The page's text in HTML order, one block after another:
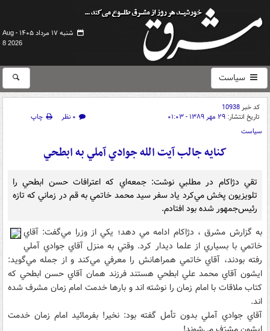
شنبه ۱۷ مرداد ۱۴۰۵ -
Aug
8 2026
سیاست
کد خبر10938
تاریخ انتشار: ۲۹ مهر ۱۳۸۹ - ۰۱:۰۳ ۰ نظر
چاپ
سیاست
کنايه جالب آيت الله جوادي آملي به ابطحي
تقي دژاکام در مطلبي نوشت: جمعه‌اي که اعترافات حسن ابطحي را
تلويزيون پخش مي‌کرد ياد سفر سيد محمد خاتمي به قم در زماني که تازه
رئيس‌جمهور شده بود افتادم.
به گزارش مشرق ، دژاکام ادامه مي دهد؛ يکي از وزرا مي‌گفت: آقاي
خاتمي با بسياري از علما ديدار کرد. وقتي به منزل آقاي جوادي آملي
رفته بودند، آقاي خاتمي همراهانش را معرفي مي‌کند و از جمله مي‌گويد:
ايشون آقاي محمد علي ابطحي هستند فرزند همان آقاي حسن ابطحي که
کتاب ملاقات با امام زمان را نوشته اند و بارها خدمت امام زمان مشرف شده
اند.
آقاي جوادي آملي بدون تأمل گفته بود: نخير! بفرمائيد امام زمان خدمت